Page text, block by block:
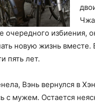
очередного избиения,
новую жизнь
пять лет.
Вэнь вернулся в
с мужем. Остается